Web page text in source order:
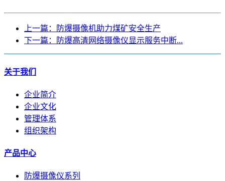
上一篇：防爆摄像机助力煤矿安全生产
下一篇：防爆高清网络摄像仪显示服务中断...
关于我们
企业简介
企业文化
管理体系
组织架构
产品中心
防爆摄像仪系列